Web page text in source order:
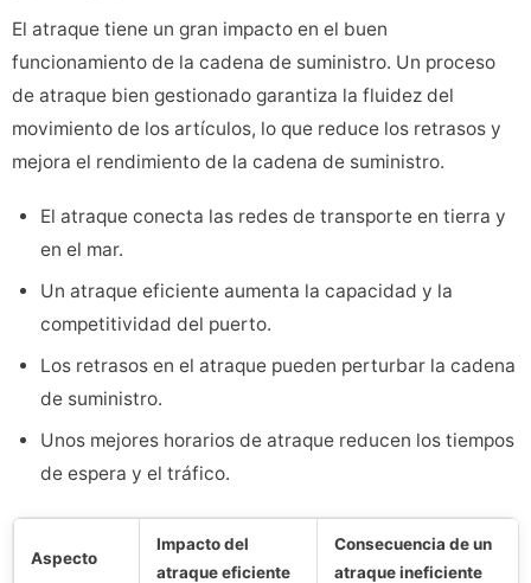
El atraque tiene un gran impacto en el buen
funcionamiento de la cadena de suministro. Un proceso
de atraque bien gestionado garantiza la fluidez del
movimiento de los artículos, lo que reduce los retrasos y
mejora el rendimiento de la cadena de suministro.
El atraque conecta las redes de transporte en tierra y
en el mar.
Un atraque eficiente aumenta la capacidad y la
competitividad del puerto.
Los retrasos en el atraque pueden perturbar la cadena
de suministro.
Unos mejores horarios de atraque reducen los tiempos
de espera y el tráfico.
Aspecto
Impacto del
atraque eficiente
Consecuencia de un
atraque ineficiente